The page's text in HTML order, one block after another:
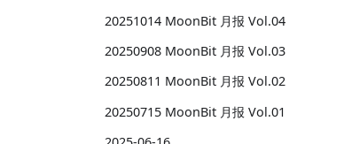
20251014 MoonBit 月报 Vol.04
20250908 MoonBit 月报 Vol.03
20250811 MoonBit 月报 Vol.02
20250715 MoonBit 月报 Vol.01